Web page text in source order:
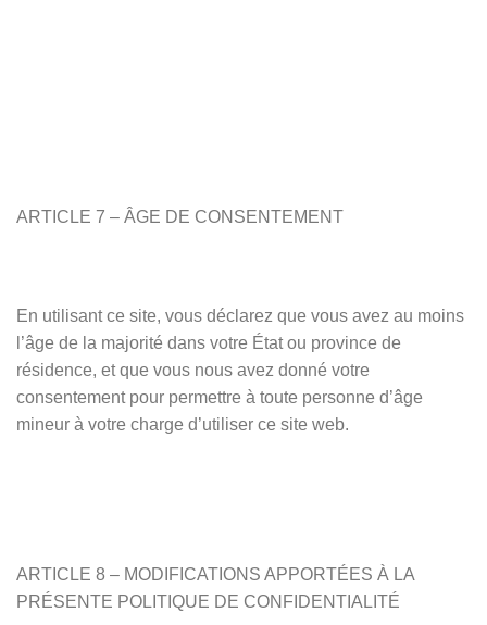
ARTICLE 7 – ÂGE DE CONSENTEMENT
En utilisant ce site, vous déclarez que vous avez au moins
l’âge de la majorité dans votre État ou province de
résidence, et que vous nous avez donné votre
consentement pour permettre à toute personne d’âge
mineur à votre charge d’utiliser ce site web.
ARTICLE 8 – MODIFICATIONS APPORTÉES À LA
PRÉSENTE POLITIQUE DE CONFIDENTIALITÉ